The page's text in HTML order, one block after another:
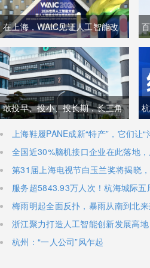
在上海，WAIC见证人工智能改
变未来
敢投早、投小、投长期，长三角
国资投资逻辑彻底变了
上海鞋履PANE成新“特产”，它们让
全国近30%脑机接口企业在此落地
第31届上海电视节白玉兰奖将揭晓
兰绽放”
服务超5843.93万人次！杭海城际五
梅雨明起全面反扑，暴雨从南到北
浙江聚力打造人工智能创新发展高
杭州：“一人公司”风乍起